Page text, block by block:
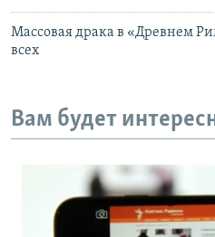
Массовая драка в «Древнем
всех
Вам будет